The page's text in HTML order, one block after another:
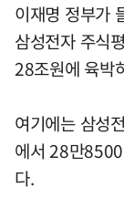
이재명 정부가
삼성전자 주식
28조원에 육박
여기에는 삼성
에서 28만
다.